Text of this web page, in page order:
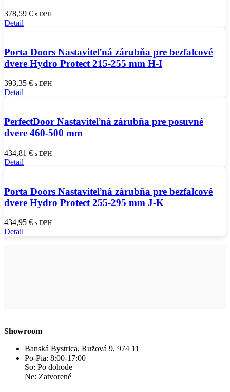
378,59 € s DPH
Detail
Porta Doors Nastaviteľná zárubňa pre bezfalcové
dvere Hydro Protect 215-255 mm H-I
393,35 € s DPH
Detail
PerfectDoor Nastaviteľná zárubňa pre posuvné
dvere 460-500 mm
434,81 € s DPH
Detail
Porta Doors Nastaviteľná zárubňa pre bezfalcové
dvere Hydro Protect 255-295 mm J-K
434,95 € s DPH
Detail
Showroom
Banská Bystrica, Ružová 9, 974 11
Po-Pia: 8:00-17:00
So: Po dohode
Ne: Zatvorené